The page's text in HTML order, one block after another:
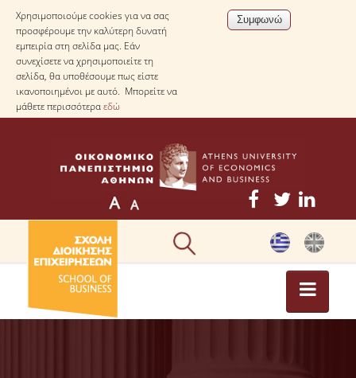
Χρησιμοποιούμε cookies για να σας
προσφέρουμε την καλύτερη δυνατή
εμπειρία στη σελίδα μας. Εάν
συνεχίσετε να χρησιμοποιείτε τη
σελίδα, θα υποθέσουμε πως είστε
ικανοποιημένοι με αυτό. Μπορείτε να
μάθετε περισσότεραεδώ